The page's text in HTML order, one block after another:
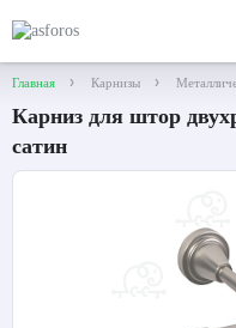
Главная Карнизы
Карниз для штор
сатин